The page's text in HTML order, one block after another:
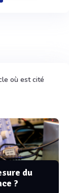
où est cité
du
?